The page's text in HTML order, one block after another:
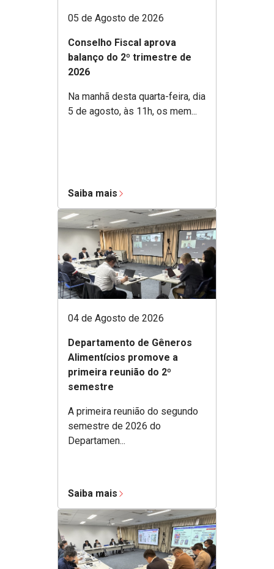
05 de Agosto de 2026
Conselho Fiscal aprova
balanço do 2º trimestre de
2026
Na manhã desta quarta-feira, dia
5 de agosto, às 11h, os mem...
Saiba mais
04 de Agosto de 2026
Departamento de Gêneros
Alimentícios promove a
primeira reunião do 2º
semestre
A primeira reunião do segundo
semestre de 2026 do
Departamen...
Saiba mais